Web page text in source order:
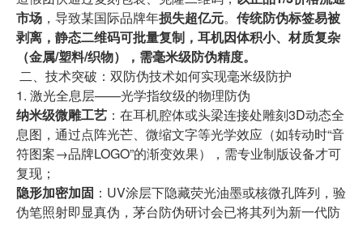
市场 ，导致某国际品牌年损失超亿元。 传统防伪标签易被
剥离，静态二维码可批量复制，耳机因体积小、材质复杂
（金属/塑料/织物），需毫米级防伪精度。
二、技术突破：双防伪技术如何实现毫米级防护
1. 激光全息层——光学指纹级的物理防伪
纳米级微雕工艺 ：在耳机腔体或头梁连接处雕刻3D动态全
息图，通过点阵光芒、微缩文字等光学效应（如转动时“音
符图案→品牌LOGO”的渐变效果），需专业制版设备才可
复现；
隐形加密加固 ：UV涂层下隐藏荧光油墨或核微孔阵列，验
伪笔照射即显真伪，茅台防伪研讨会已将其列为新一代防